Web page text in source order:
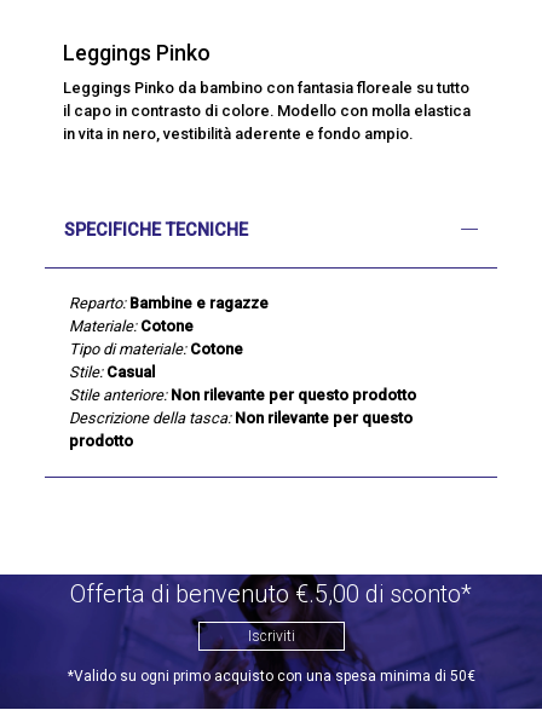
Leggings Pinko
Leggings Pinko da bambino con fantasia floreale su tutto
il capo in contrasto di colore. Modello con molla elastica
in vita in nero, vestibilità aderente e fondo ampio.
SPECIFICHE TECNICHE
Reparto: Bambine e ragazze
Materiale: Cotone
Tipo di materiale: Cotone
Stile: Casual
Stile anteriore: Non rilevante per questo prodotto
Descrizione della tasca: Non rilevante per questo
prodotto
Offerta di benvenuto €.5,00 di sconto*
Iscriviti
*Valido su ogni primo acquisto con una spesa minima di 50€